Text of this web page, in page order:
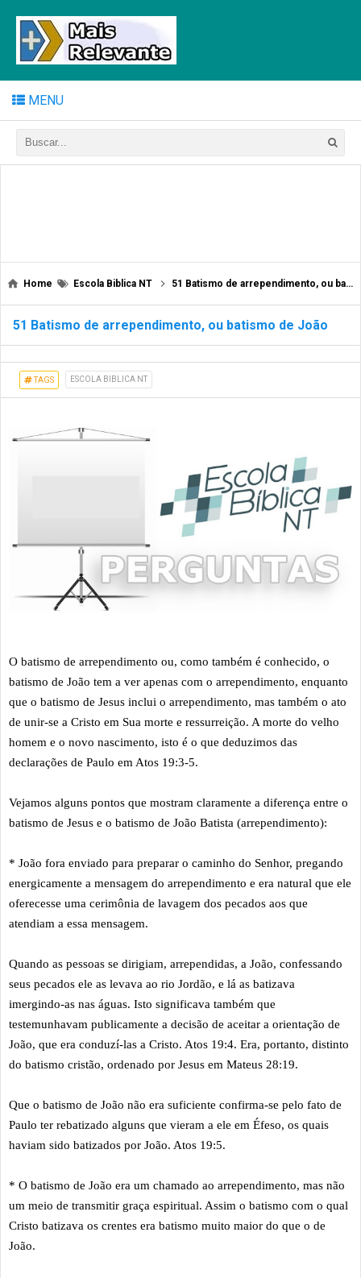
MENU
Home Escola Biblica NT 51 Batismo de arrependimento, ou batismo de João
51 Batismo de arrependimento, ou batismo de João
TAGS ESCOLA BIBLICA NT
O batismo de arrependimento ou, como também é conhecido, o
batismo de João tem a ver apenas com o arrependimento, enquanto
que o batismo de Jesus inclui o arrependimento, mas também o ato
de unir-se a Cristo em Sua morte e ressurreição. A morte do velho
homem e o novo nascimento, isto é o que deduzimos das
declarações de Paulo em Atos 19:3-5.
Vejamos alguns pontos que mostram claramente a diferença entre o
batismo de Jesus e o batismo de João Batista (arrependimento):
* João fora enviado para preparar o caminho do Senhor, pregando
energicamente a mensagem do arrependimento e era natural que ele
oferecesse uma cerimônia de lavagem dos pecados aos que
atendiam a essa mensagem.
Quando as pessoas se dirigiam, arrependidas, a João, confessando
seus pecados ele as levava ao rio Jordão, e lá as batizava
imergindo-as nas águas. Isto significava também que
testemunhavam publicamente a decisão de aceitar a orientação de
João, que era conduzí-las a Cristo. Atos 19:4. Era, portanto, distinto
do batismo cristão, ordenado por Jesus em Mateus 28:19.
Que o batismo de João não era suficiente confirma-se pelo fato de
Paulo ter rebatizado alguns que vieram a ele em Éfeso, os quais
haviam sido batizados por João. Atos 19:5.
* O batismo de João era um chamado ao arrependimento, mas não
um meio de transmitir graça espiritual. Assim o batismo com o qual
Cristo batizava os crentes era batismo muito maior do que o de
João.